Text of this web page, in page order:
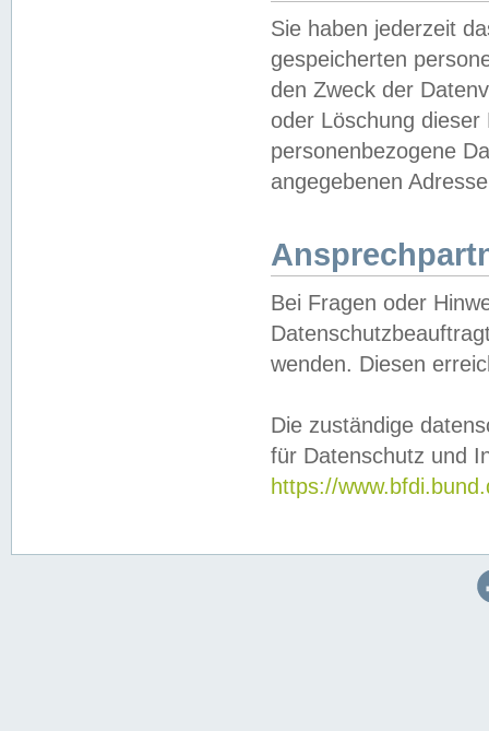
Sie haben jederzeit
gespeicherten
den Zweck der
oder Löschung
personenbezogene
angegebenen
Bei Fragen oder
wenden. Diesen
Die zuständige
für Datenschutz und
https://